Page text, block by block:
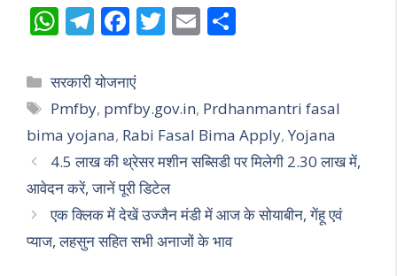
W
h
at
s
A
p
p
T
el
e
gr
a
m
F
ac
e
b
o
o
k
T
w
er
E
m
l e
Categories
सरकारी योजनाएं
Tags
Pmfby, pmfby.gov.in, Prdhanmantri fasal
bima yojana, Rabi Fasal Bima Apply, Yojana
4.5 लाख की थ्रेसर मशीन सब्सिडी पर मिलेगी 2.30 लाख में,
आवेदन करें, जानें पूरी डिटेल
एक क्लिक में देखें उज्जैन मंडी में आज के सोयाबीन, गेंहू एवं
प्याज, लहसुन सहित सभी अनाजों के भाव